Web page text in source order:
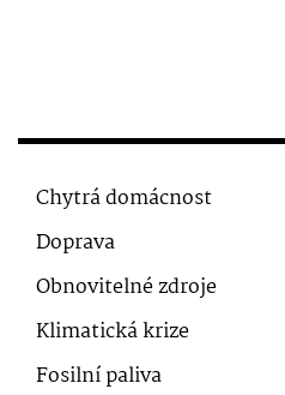
Chytrá domácnost
Doprava
Obnovitelné zdroje
Klimatická krize
Fosilní paliva